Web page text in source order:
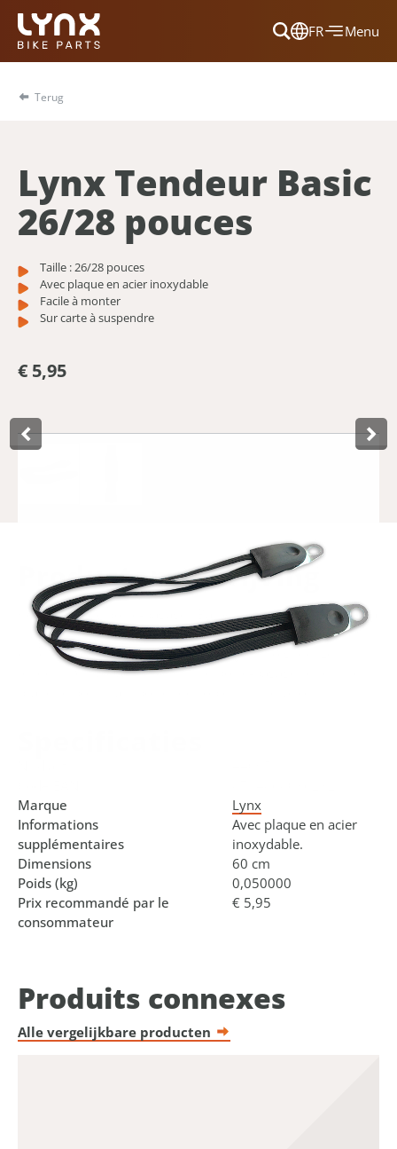
FR
Dansk
Nederlands
Menu
Terug
Lynx Tendeur Basic
26/28 pouces
Taille : 26/28 pouces
Avec plaque en acier inoxydable
Facile à monter
Sur carte à suspendre
€ 5,95
Product­omschrijving
Ce tendeur de porte-bagages Basic noir 26/28 pouces de la
marque Lynx est doté d'une plaque en acier inoxydable. Il
est emballé sur une carte de suspension soignée. Le
tendeur se fixe facilement sur le porte-bagages et est très
Marque
Lynx
Informations
supplémentaires
Avec plaque en acier
inoxydable.
Dimensions
60 cm
Poids (kg)
0,050000
Prix recommandé par le
consommateur
€ 5,95
Produits connexes
Alle vergelijkbare producten